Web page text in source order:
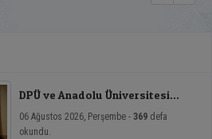
DPÜ ve Anadolu Üniversitesi
Toplantısı
06 Ağustos 2026, Perşembe - 369 defa
okundu.